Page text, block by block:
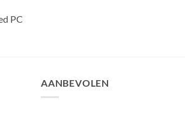
AANBEVOLEN